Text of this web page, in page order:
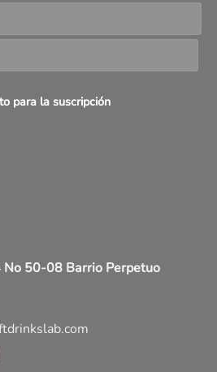
para la suscripción
50-08 Barrio Perpetuo